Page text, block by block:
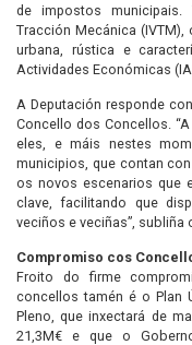
de impostos
Tracción Mecánica
urbana, rústica e
Actividades Económicas
A Deputación responde
Concello dos Concellos.
eles, e máis nestes
municipios, que contan
os novos escenarios que
clave, facilitando que
veciños e veciñas”, subliña
Compromiso cos
Froito do firme
concellos tamén é o Plan
Pleno, que inxectará de
21,3M€ e que o